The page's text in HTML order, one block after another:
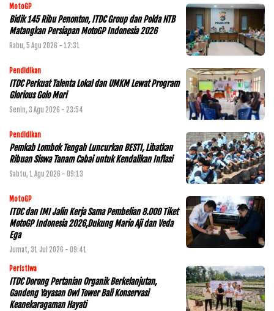
MotoGP
Bidik 145 Ribu Penonton, ITDC Group dan Polda NTB
Matangkan Persiapan MotoGP Indonesia 2026
Rabu, 5 Agu 2026 - 12:31
Pendidikan
ITDC Perkuat Talenta Lokal dan UMKM Lewat Program
Glorious Golo Mori
Senin, 3 Agu 2026 - 23:54
Pendidikan
Pemkab Lombok Tengah Luncurkan BESTI, Libatkan
Ribuan Siswa Tanam Cabai untuk Kendalikan Inflasi
Sabtu, 1 Agu 2026 - 09:13
MotoGP
ITDC dan IMI Jalin Kerja Sama Pembelian 8.000 Tiket
MotoGP Indonesia 2026,Dukung Mario Aji dan Veda
Ega
Jumat, 31 Jul 2026 - 09:41
Peristiwa
ITDC Dorong Pertanian Organik Berkelanjutan,
Gandeng Yayasan Owl Tower Bali Konservasi
Keanekaragaman Hayati